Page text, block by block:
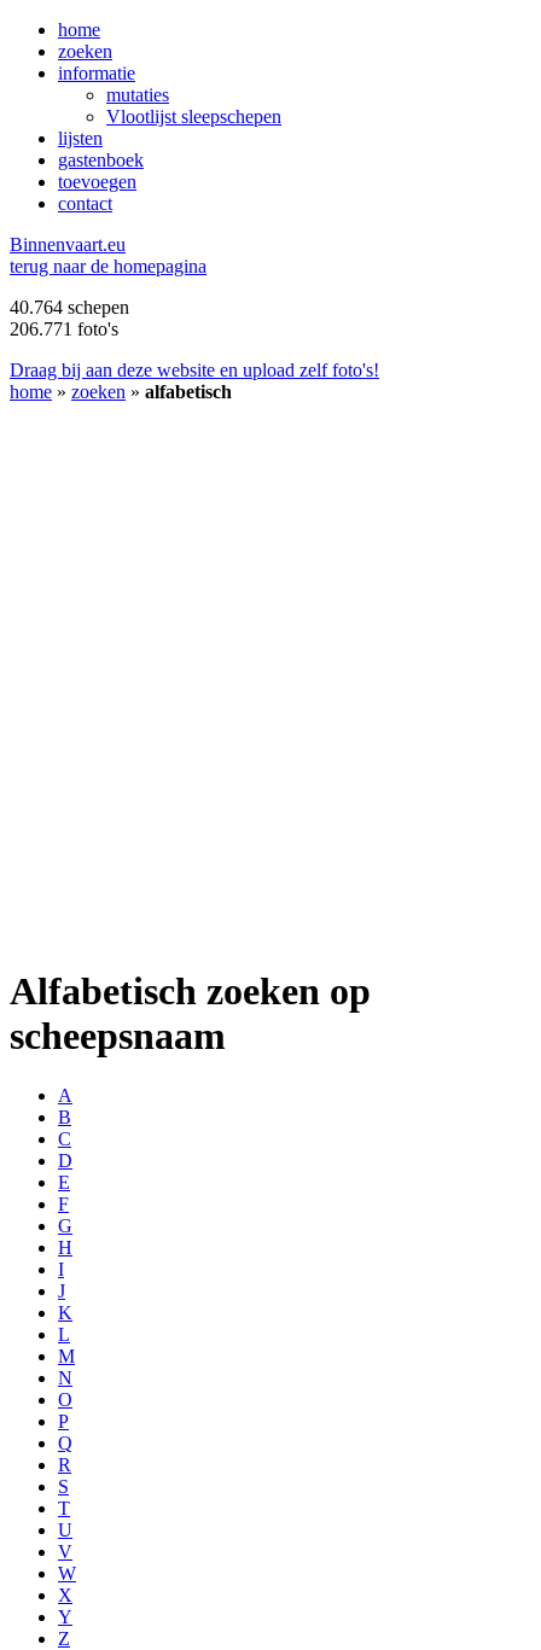
home
zoeken
informatie
mutaties
Vlootlijst sleepschepen
lijsten
gastenboek
toevoegen
contact
Binnenvaart.eu
terug naar de homepagina
40.764 schepen
206.771 foto's
Draag bij aan deze website en upload zelf foto's!
home » zoeken » alfabetisch
Alfabetisch zoeken op
scheepsnaam
A
B
C
D
E
F
G
H
I
J
K
L
M
N
O
P
Q
R
S
T
U
V
W
X
Y
Z